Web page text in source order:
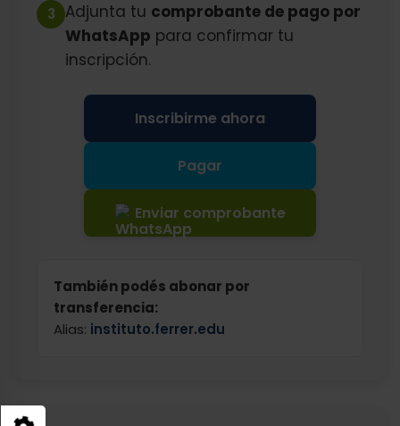
3
Adjunta tu comprobante de pago por
WhatsApp para confirmar tu
inscripción.
Inscribirme ahora
Pagar
Enviar comprobante
También podés abonar por
transferencia:
Alias: instituto.ferrer.edu